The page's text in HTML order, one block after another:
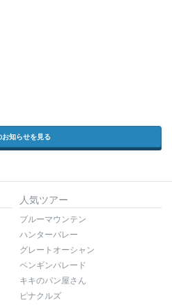
お知らせを見る
人気ツアー
ブルーマウンテン
ハンターバレー
グレートオーシャン
ペンギンパレード
キキのパン屋さん
ピナクルズ